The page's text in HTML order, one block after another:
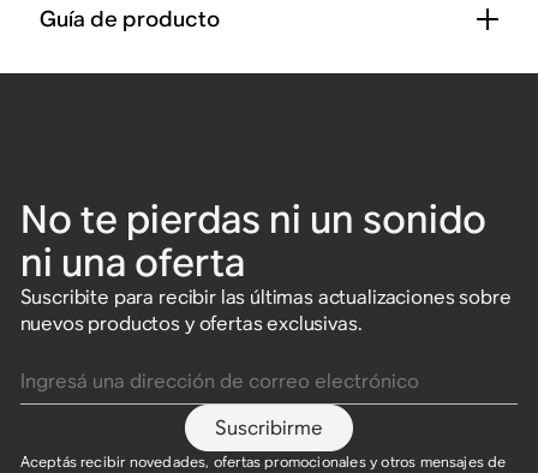
Guía de producto
No te pierdas ni un sonido
ni una oferta
Suscribite para recibir las últimas actualizaciones sobre
nuevos productos y ofertas exclusivas.
Suscribirme
Aceptás recibir novedades, ofertas promocionales y otros mensajes de